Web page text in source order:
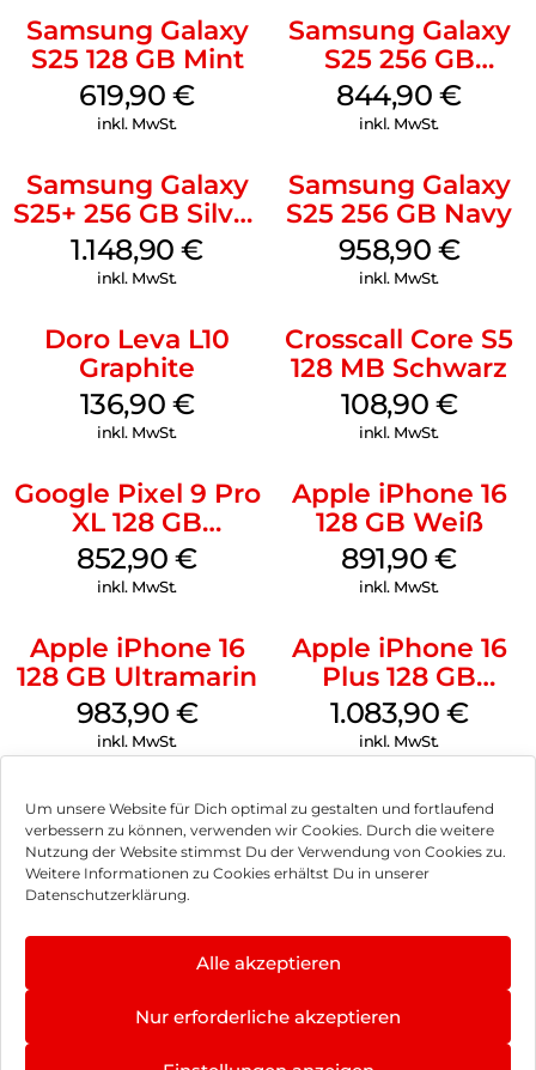
Um unsere Website für Dich optimal zu gestalten und fortlaufend
verbessern zu können, verwenden wir Cookies. Durch die weitere
Nutzung der Website stimmst Du der Verwendung von Cookies zu.
Weitere Informationen zu Cookies erhältst Du in unserer
Datenschutzerklärung.
Alle akzeptieren
Nur erforderliche akzeptieren
Samsung Galaxy
S25 128 GB Mint
619,90€
inkl. MwSt.
Samsung Galaxy
S25 256 GB
Icyblue
844,90€
inkl. MwSt.
Samsung Galaxy
S25+ 256 GB Silver
Shadow
1.148,90€
inkl. MwSt.
Samsung Galaxy
S25 256 GB Navy
958,90 €
inkl. MwSt.
Doro Leva L10
Graphite
136,90 €
inkl. MwSt.
Crosscall Core S5
128 MB Schwarz
108,90 €
inkl. MwSt.
Google Pixel 9 Pro
XL 128 GB
Obsidian
852,90€
inkl. MwSt.
Apple iPhone 16
128 GB Weiß
891,90€
inkl. MwSt.
Apple iPhone 16
128 GB Ultramarin
983,90 €
inkl. MwSt.
Apple iPhone 16
Plus 128 GB
Schwarz
1.083,90 €
inkl. MwSt.
Impressum
Hinweis zur Batterieentsorgung